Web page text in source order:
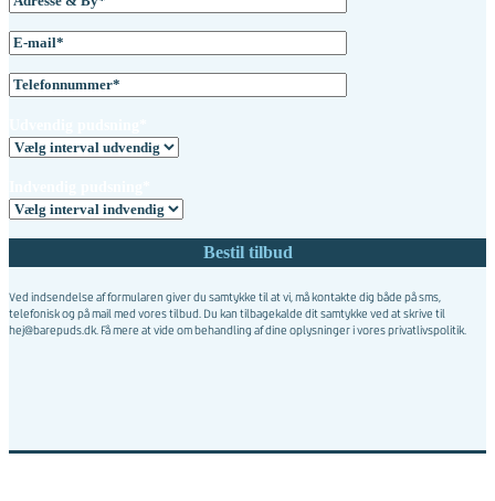
Ved indsendelse af formularen giver du samtykke til at vi, må kontakte dig både på sms,
telefonisk og på mail med vores tilbud. Du kan tilbagekalde dit samtykke ved at skrive til
hej@barepuds.dk. Få mere at vide om behandling af dine oplysninger i voresprivatlivspolitik.